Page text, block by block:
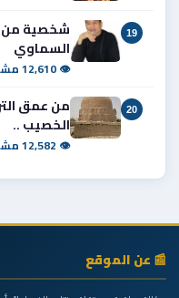
19
شخصية من
السماوي
👁 12,610 مشاهدة
20
من عمق
الخصيب ..
👁 12,582 مشاهدة
📰 عن الموقع